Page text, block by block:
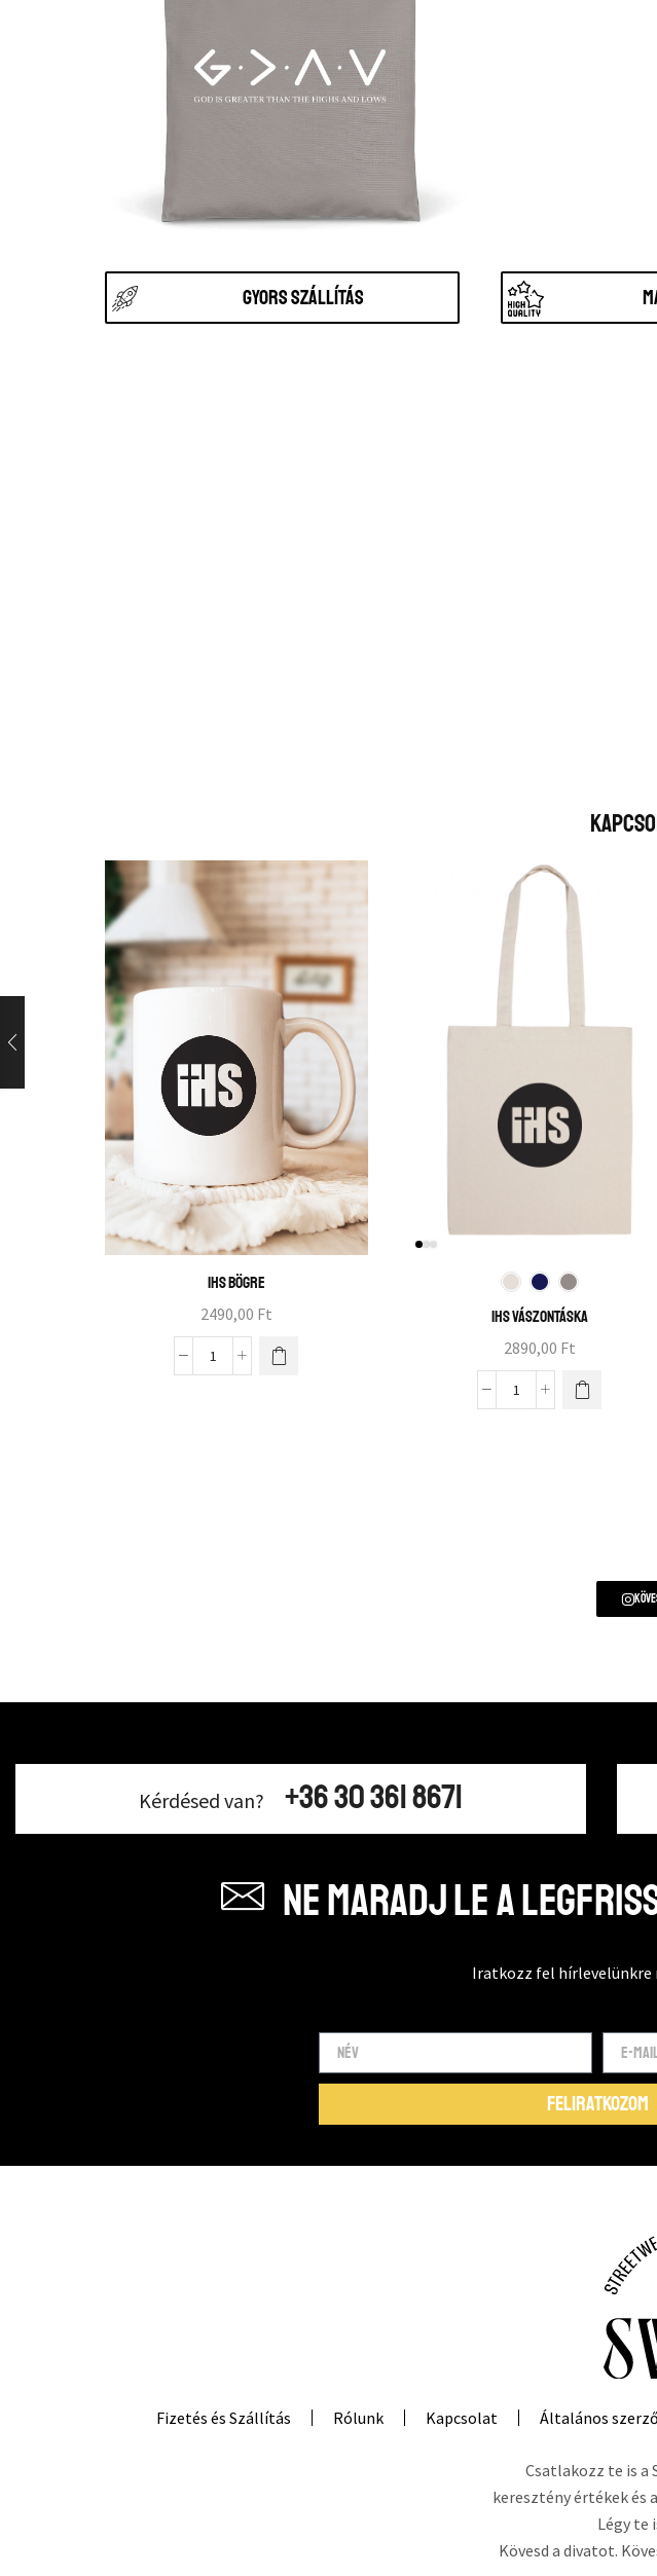
Gyors szállítás
IHS bögre
2490,00 Ft
IHS vászontáska
2890,00 Ft
Kérdésed van? +36 30 361 8671
Ne maradj le a
Iratkozz fel hírlevelünkre
FELIRATKOZOM
Fizetés és Szállítás Rólunk Kapcsolat Általános
Csatlakozz te is a
keresztény értékek és
Légy te
Kövesd a divatot.